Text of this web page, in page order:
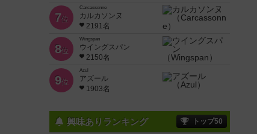
7位
Carcassonne
カルカソンヌ
2191名
8位
Wingspan
ウイングスパン
2150名
9位
Azul
アズール
1903名
興味ありランキング トップ50